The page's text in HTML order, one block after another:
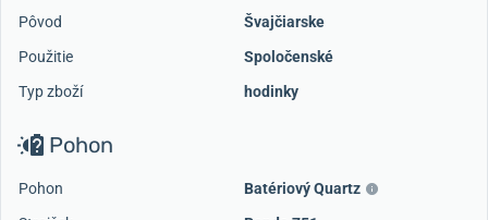
Pôvod
Švajčiarske
Použitie
Spoločenské
Typ zboží
hodinky
Pohon
Pohon
Batériový Quartz